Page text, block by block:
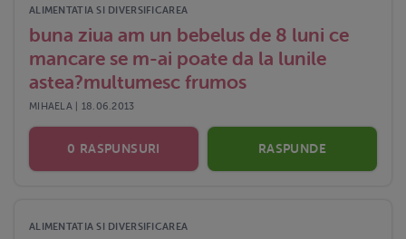
ALIMENTATIA SI DIVERSIFICAREA
buna ziua am un bebelus de 8 luni ce
mancare se m-ai poate da la lunile
astea?multumesc frumos
MIHAELA | 18.06.2013
0 RASPUNSURI RASPUNDE
ALIMENTATIA SI DIVERSIFICAREA